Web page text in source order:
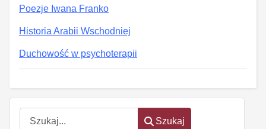
Szukaj
Szukaj
Poezje Iwana Franko
Historia Arabii Wschodniej
Duchowość w psychoterapii